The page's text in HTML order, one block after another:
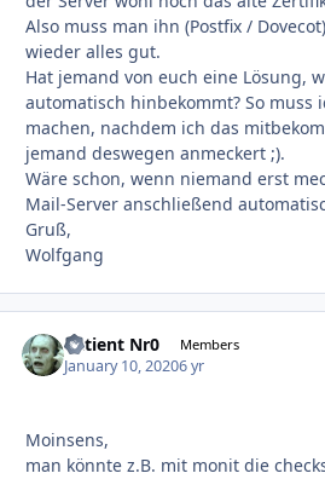
Also muss man ihn (Postfix /
wieder alles gut.
Hat jemand von euch eine Lösung,
automatisch hinbekommt? So muss
machen, nachdem ich das
jemand deswegen anmeckert ;).
Wäre schon, wenn niemand erst
Mail-Server anschließend
Gruß,
Wolfgang
Patient Nr0 Members
January 10, 20206 yr
Moinsens,
man könnte z.B. mit monit die